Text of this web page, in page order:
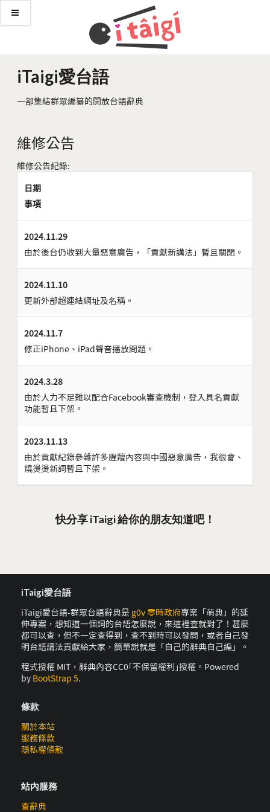
iTaigi愛台語
一部集結群眾編纂的開放台語辭典
維修公告
維修公告紀錄:
日期
事項
2024.11.29
由於後台仍收到大量惡意廣告，「貢獻新講法」暫且關閉。
2024.11.10
更新外部超連結網址及名稱。
2024.11.7
修正iPhone、iPad聲音播放問題。
2024.3.28
由於人力不足難以配合Facebook審查機制，登入具名貢獻
功能暫且下架。
2023.11.13
由於貢獻紀錄參雜許多腥羶內容與中國惡意廣告，我很會、
燒燙燙新詞暫且下架。
快分享 iTaigi 給你的朋友知道吧！
iTaigi愛台語
iTaigi愛台語-群眾台語辭典是 g0v 零時政府專案「萌典」的延
伸專案，想知道一個詞的台語怎麼說，來這裡查就對了！甚麼
都可以查，但不一定查得到，查不到時可以發問，或者自己發
明台語講法貢獻給大家，簡單說就是「自己的辭典自己編」。
程式授權 MIT，辭典內容CC0｢不保留權利｣授權。Powered
by BootStrap 5.
條款
關於本站
服務條款
隱私權條款
站內服務
查辭典